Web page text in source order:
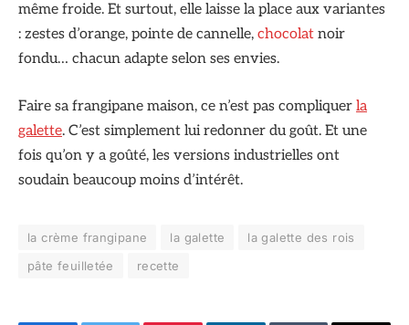
même froide. Et surtout, elle laisse la place aux variantes
: zestes d’orange, pointe de cannelle, chocolat noir
fondu… chacun adapte selon ses envies.
Faire sa frangipane maison, ce n’est pas compliquer la
galette. C’est simplement lui redonner du goût. Et une
fois qu’on y a goûté, les versions industrielles ont
soudain beaucoup moins d’intérêt.
la crème frangipane la galette
la galette des rois
pâte feuilletée
recette